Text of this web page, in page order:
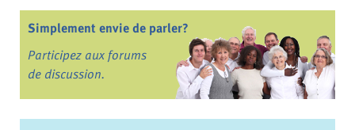
Simplement envie de parler?
Participez aux forums
de discussion.